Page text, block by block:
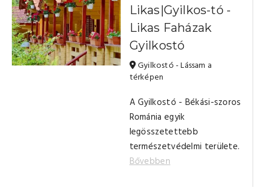
Likas|Gyilkos-tó -
Likas Faházak
Gyilkostó
Gyilkostó - Lássam a
térképen
A Gyilkostó - Békási-szoros
Románia egyik
legösszetettebb
természetvédelmi területe.
Bővebben